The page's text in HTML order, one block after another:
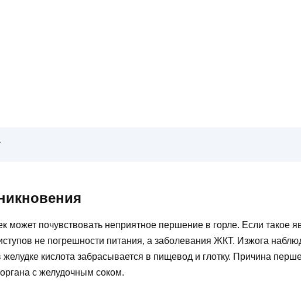
может почувствовать неприятное першение в горле. Если такое
не погрешности питания, а заболевания ЖКТ. Изжога
кислота забрасывается в пищевод и глотку. Причина
органа с желудочным соком.